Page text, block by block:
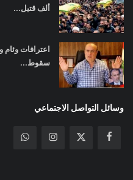
ألف قتيل...
اعترافات
سقوط...
وسائل التواصل الاجتماعي